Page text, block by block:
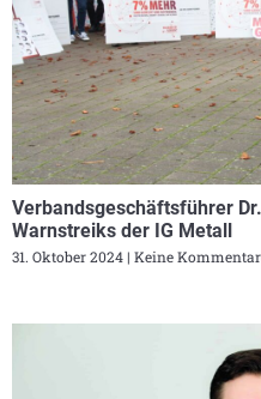
Verbandsgeschäftsführer
Warnstreiks der IG Metall
31. Oktober 2024 Keine